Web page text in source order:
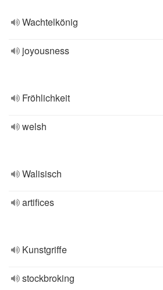
Wachtelkönig
joyousness
Fröhlichkeit
welsh
Walisisch
artifices
Kunstgriffe
stockbroking